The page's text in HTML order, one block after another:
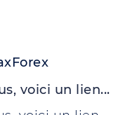
voici un lien...